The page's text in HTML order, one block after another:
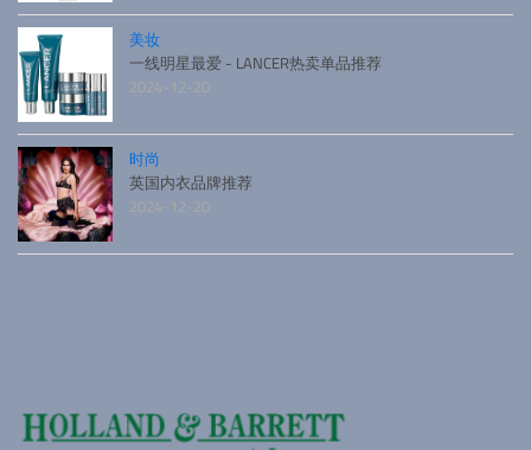
美妆
一线明星最爱 - LANCER热卖单品推荐
2024-12-20
时尚
英国内衣品牌推荐
2024-12-20